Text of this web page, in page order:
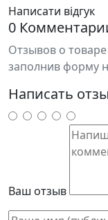
Написати відгук
0
Отзывов о
заполнив форму
Написать
Ваш отзыв